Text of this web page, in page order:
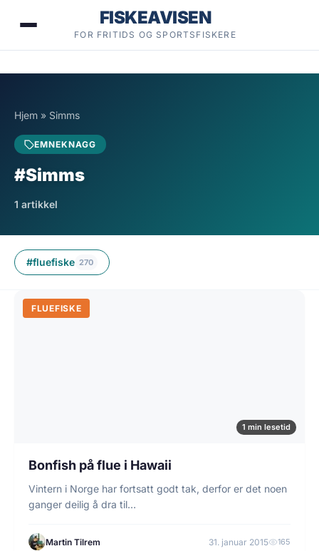
FISKEAVISEN
FOR FRITIDS OG SPORTSFISKERE
Hjem » Simms
EMNEKNAGG
#Simms
1 artikkel
#fluefiske 270
FLUEFISKE
1 min lesetid
Bonfish på flue i Hawaii
Vintern i Norge har fortsatt godt tak, derfor er det noen
ganger deilig å dra til…
Martin Tilrem 31. januar 2015 165